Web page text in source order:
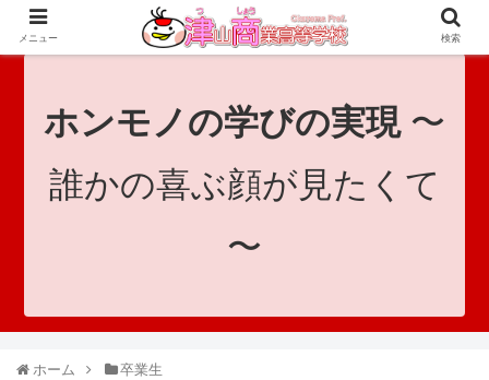
since 1921｜地域と共に未来へつなげ！｜Tsuyama Commercial High School
ホンモノの学びの実現〜
誰かの喜ぶ顔が見たくて
〜
ホーム 卒業生
メニュー 検索